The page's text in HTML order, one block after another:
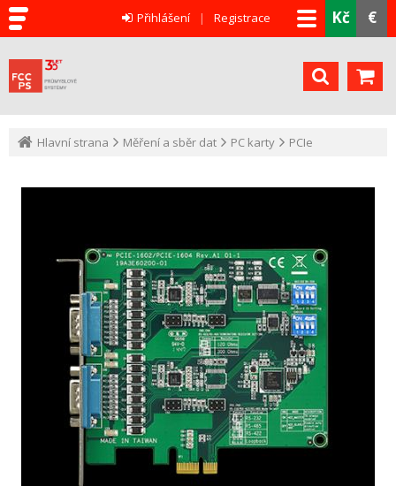
Kč €
Přihlášení Registrace
Hlavní strana Měření a sběr dat PC karty PCIe